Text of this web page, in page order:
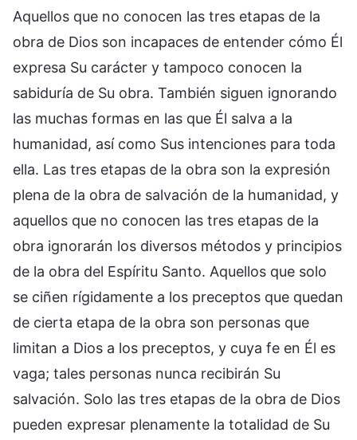
Aquellos que no conocen las tres etapas de la
obra de Dios son incapaces de entender cómo Él
expresa Su carácter y tampoco conocen la
sabiduría de Su obra. También siguen ignorando
las muchas formas en las que Él salva a la
humanidad, así como Sus intenciones para toda
ella. Las tres etapas de la obra son la expresión
plena de la obra de salvación de la humanidad, y
aquellos que no conocen las tres etapas de la
obra ignorarán los diversos métodos y principios
de la obra del Espíritu Santo. Aquellos que solo
se ciñen rígidamente a los preceptos que quedan
de cierta etapa de la obra son personas que
limitan a Dios a los preceptos, y cuya fe en Él es
vaga; tales personas nunca recibirán Su
salvación. Solo las tres etapas de la obra de Dios
pueden expresar plenamente la totalidad de Su